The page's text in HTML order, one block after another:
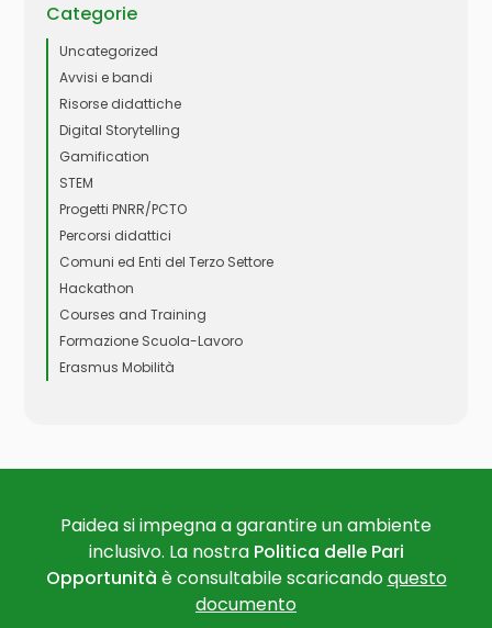
Categorie
Uncategorized
Avvisi e bandi
Risorse didattiche
Digital Storytelling
Gamification
STEM
Progetti PNRR/PCTO
Percorsi didattici
Comuni ed Enti del Terzo Settore
Hackathon
Courses and Training
Formazione Scuola-Lavoro
Erasmus Mobilità
Paidea si impegna a garantire un ambiente
inclusivo. La nostra Politica delle Pari
Opportunità è consultabile scaricandoquesto
documento